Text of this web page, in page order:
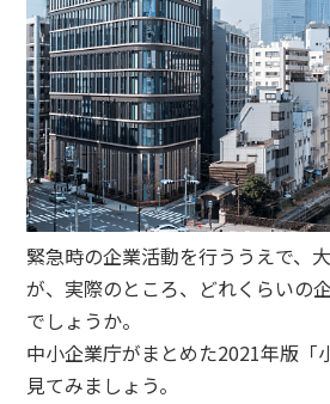
緊急時の企業活動を行ううえで、
が、実際のところ、どれくらいの
でしょうか。
中小企業庁がまとめた2021年版「
見てみましょう。